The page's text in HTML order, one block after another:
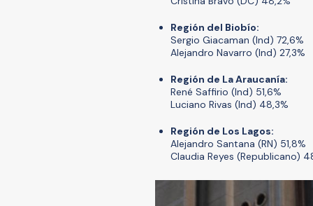
Región del Biobío:
Sergio Giacaman (Ind) 72,6%
Alejandro Navarro (Ind) 27,3%
Región de La Araucanía:
René Saffirio (Ind) 51,6%
Luciano Rivas (Ind) 48,3%
Región de Los Lagos:
Alejandro Santana (RN) 51,8%
Claudia Reyes (Republicano)